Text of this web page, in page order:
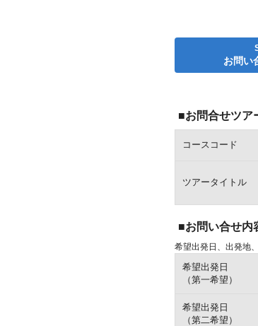
お問い
■お問合せツア
コースコード
ツアータイトル
■お問い合せ内
希望出発日、出発地
希望出発日
（第一希望）
希望出発日
（第二希望）